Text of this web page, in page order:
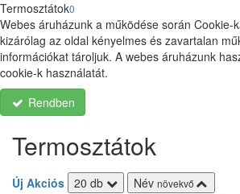
Termosztátok0
Webes áruházunk a működése során Cookie-
kizárólag az oldal kényelmes és zavartalan
információkat tároljuk. A webes áruházunk
cookie-k használatát.
Rendben
Termosztátok
Új Akciós 20 db Név növekvő